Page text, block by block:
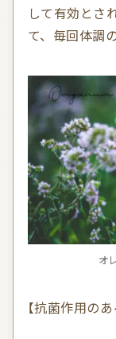
して有効とさ
て、毎回体調
【抗菌作用の